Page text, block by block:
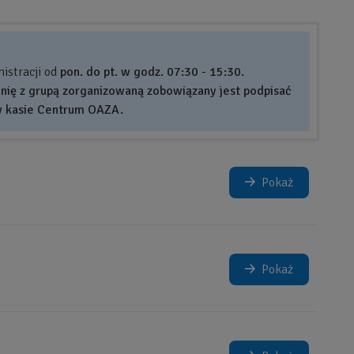
od pon. do pt. w godz. 07:30 - 15:30.
z grupą zorganizowaną zobowiązany jest podpisać
Centrum OAZA.
Pokaż
Pokaż